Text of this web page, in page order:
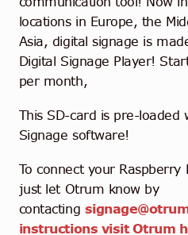
locations in Europe, the
Asia, digital signage is
Digital Signage Player!
per month,
This SD-card is pre-loaded
Signage software!
To connect your Raspberry
just let Otrum know by
contacting
instructions visit Otrum